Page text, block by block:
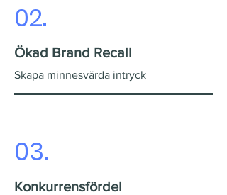
02.
Ökad Brand Recall
Skapa minnesvärda intryck
03.
Konkurrensfördel